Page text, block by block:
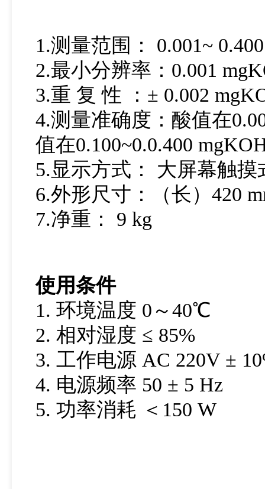
1.测量范围： 0.001~
2.最小分辨率：0.001
3.重 复 性 ：± 0.002
4.测量准确度：酸值在
值在0.100~0.0.400
5.显示方式： 大屏幕触
6.外形尺寸：（长）420
7.净重： 9 kg
使用条件
1. 环境温度 0～40℃
2. 相对湿度 ≤ 85%
3. 工作电源 AC 220V ±
4. 电源频率 50 ± 5 Hz
5. 功率消耗 ＜150 W